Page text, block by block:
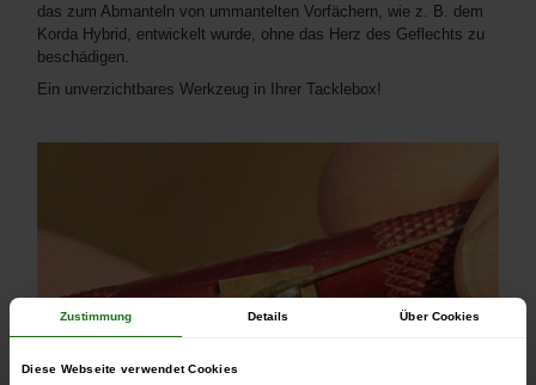
Zustimmung Details Über Cookies
Diese Webseite verwendet Cookies
das zum Abmanteln von ummantelten Vorfächern, wie z. B. dem
Korda Hybrid, entwickelt wurde, ohne das Herz des Geflechts zu
beschädigen.
Ein unverzichtbares Werkzeug in Ihrer Tacklebox!